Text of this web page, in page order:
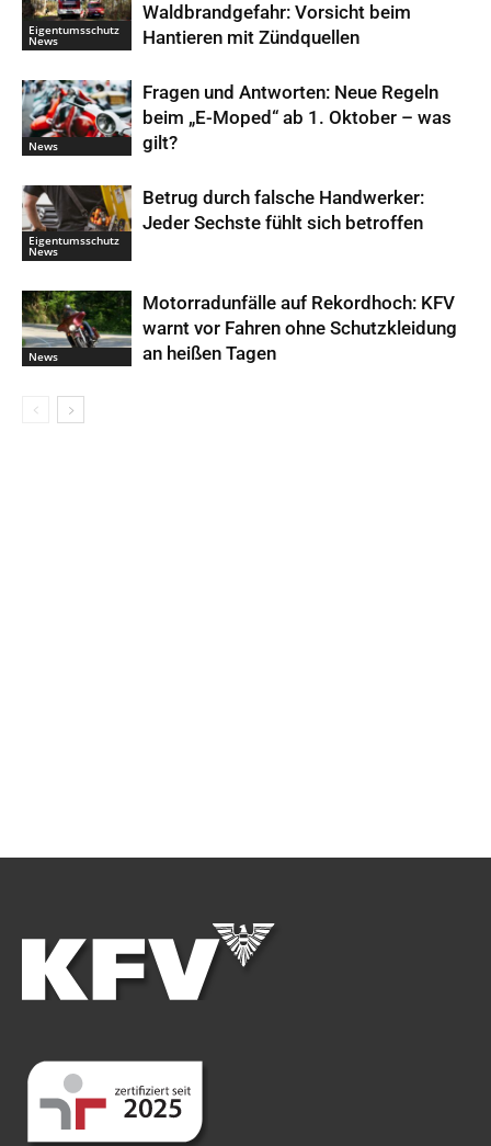
Eigentumsschutz
News
Waldbrandgefahr: Vorsicht beim
Hantieren mit Zündquellen
News
Fragen und Antworten: Neue Regeln
beim „E-Moped“ ab 1. Oktober – was
gilt?
Eigentumsschutz
News
Betrug durch falsche Handwerker:
Jeder Sechste fühlt sich betroffen
News
Motorradunfälle auf Rekordhoch: KFV
warnt vor Fahren ohne Schutzkleidung
an heißen Tagen